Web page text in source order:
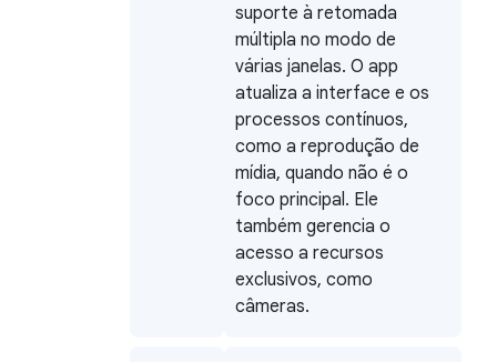
suporte à retomada
múltipla no modo de
várias janelas. O app
atualiza a interface e os
processos contínuos,
como a reprodução de
mídia, quando não é o
foco principal. Ele
também gerencia o
acesso a recursos
exclusivos, como
câmeras.